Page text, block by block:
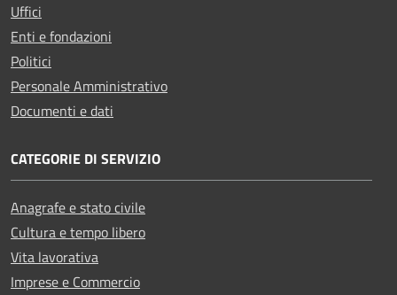
Uffici
Enti e fondazioni
Politici
Personale Amministrativo
Documenti e dati
CATEGORIE DI SERVIZIO
Anagrafe e stato civile
Cultura e tempo libero
Vita lavorativa
Imprese e Commercio